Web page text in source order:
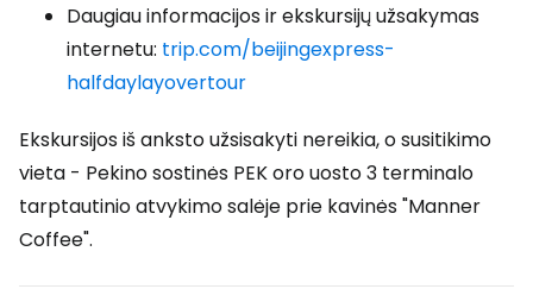
Daugiau informacijos ir ekskursijų užsakymas
internetu: trip.com/beijingexpress-
halfdaylayovertour
Ekskursijos iš anksto užsisakyti nereikia, o susitikimo
vieta - Pekino sostinės PEK oro uosto 3 terminalo
tarptautinio atvykimo salėje prie kavinės "Manner
Coffee".